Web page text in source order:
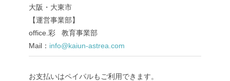
大阪・大東市
【運営事業部】
office.彩 教育事業部
Mail： info@kaiun-astrea.com
お支払いはペイパルもご利用できます。